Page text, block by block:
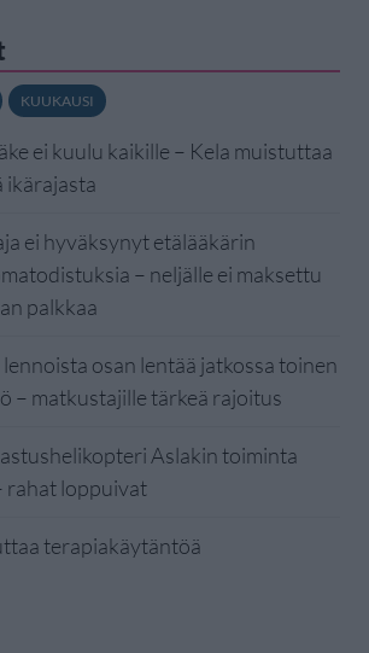
KUUKAUSI
ei kuulu kaikille – Kela muistuttaa
ikärajasta
ei hyväksynyt etälääkärin
– neljälle ei maksettu
palkkaa
osan lentää jatkossa toinen
– matkustajille tärkeä rajoitus
Aslakin toiminta
rahat loppuivat
terapiakäytäntöä